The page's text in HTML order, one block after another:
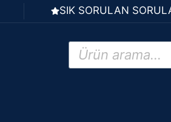
SIK SORULAN
Products
search